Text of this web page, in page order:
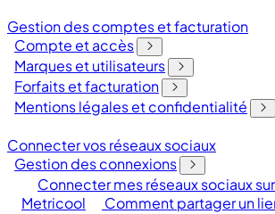
Gestion des comptes et facturation
Compte et accès
Marques et utilisateurs
Forfaits et facturation
Mentions légales et confidentialité
Connecter vos réseaux sociaux
Gestion des connexions
Connecter mes réseaux sociaux
Metricool
Comment partager un